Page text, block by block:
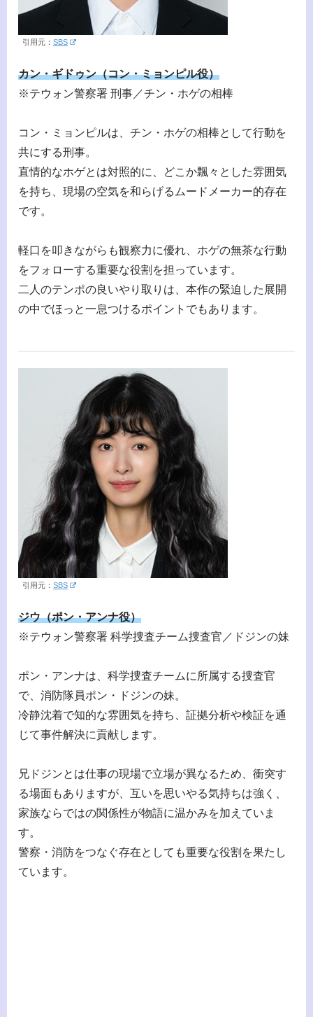
引用元： SBS
カン・ギドゥン（コン・ミョンピル役）
※テウォン警察署 刑事／チン・ホゲの相棒
コン・ミョンピルは、チン・ホゲの相棒として行動を
共にする刑事。
直情的なホゲとは対照的に、どこか飄々とした雰囲気
を持ち、現場の空気を和らげるムードメーカー的存在
です。
軽口を叩きながらも観察力に優れ、ホゲの無茶な行動
をフォローする重要な役割を担っています。
二人のテンポの良いやり取りは、本作の緊迫した展開
の中でほっと一息つけるポイントでもあります。
引用元： SBS
ジウ（ポン・アンナ役）
※テウォン警察署 科学捜査チーム捜査官／ドジンの妹
ポン・アンナは、科学捜査チームに所属する捜査官
で、消防隊員ポン・ドジンの妹。
冷静沈着で知的な雰囲気を持ち、証拠分析や検証を通
じて事件解決に貢献します。
兄ドジンとは仕事の現場で立場が異なるため、衝突す
る場面もありますが、互いを思いやる気持ちは強く、
家族ならではの関係性が物語に温かみを加えていま
す。
警察・消防をつなぐ存在としても重要な役割を果たし
ています。